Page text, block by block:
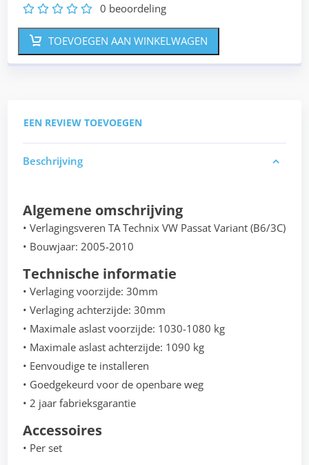
5
4
3
2 0 beoordeling
TOEVOEGEN AAN WINKELWAGEN
EEN REVIEW TOEVOEGEN
Beschrijving
Algemene omschrijving
• Verlagingsveren TA Technix VW Passat Variant (B6/3C)
• Bouwjaar: 2005-2010
Technische informatie
• Verlaging voorzijde: 30mm
• Verlaging achterzijde: 30mm
• Maximale aslast voorzijde: 1030-1080 kg
• Maximale aslast achterzijde: 1090 kg
• Eenvoudige te installeren
• Goedgekeurd voor de openbare weg
• 2 jaar fabrieksgarantie
Accessoires
• Per set